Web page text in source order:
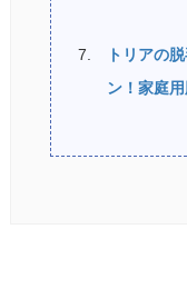
トリアの
ン！家庭